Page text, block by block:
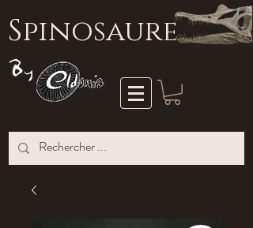
Spinosaure